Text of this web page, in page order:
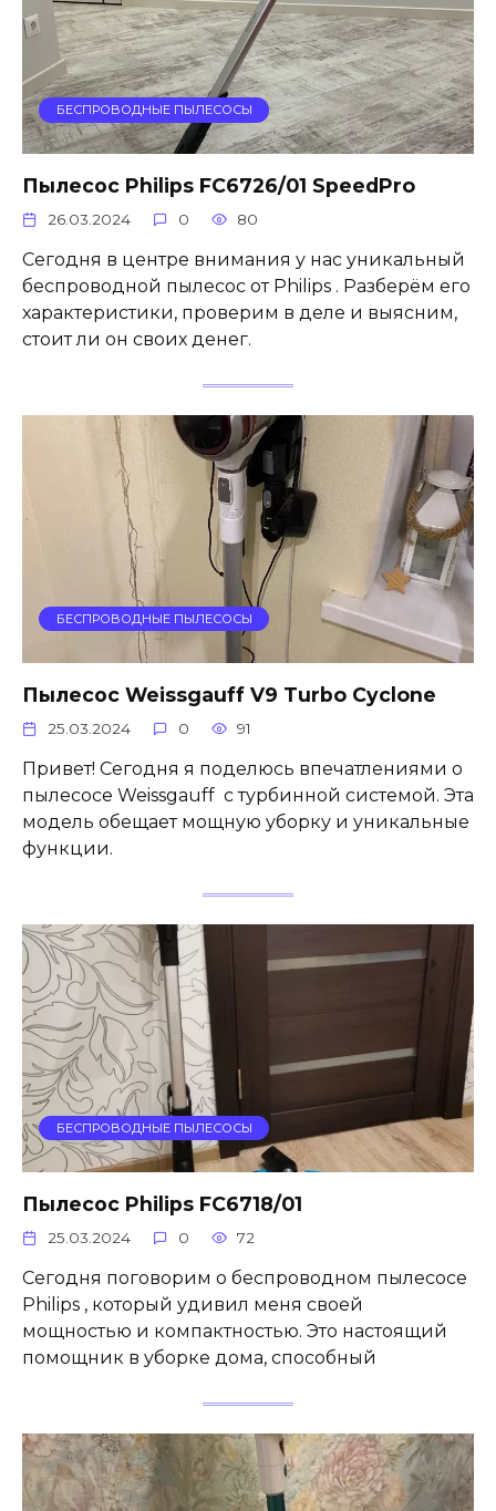
БЕСПРОВОДНЫЕ ПЫЛЕСОСЫ
Пылесос Philips FC6726/01 SpeedPro
26.03.2024 0 80
Сегодня в центре внимания у нас уникальный
беспроводной пылесос от Philips . Разберём его
характеристики, проверим в деле и выясним,
стоит ли он своих денег.
БЕСПРОВОДНЫЕ ПЫЛЕСОСЫ
Пылесос Weissgauff V9 Turbo Cyclone
25.03.2024 0 91
Привет! Сегодня я поделюсь впечатлениями о
пылесосе Weissgauff с турбинной системой. Эта
модель обещает мощную уборку и уникальные
функции.
БЕСПРОВОДНЫЕ ПЫЛЕСОСЫ
Пылесос Philips FC6718/01
25.03.2024 0 72
Сегодня поговорим о беспроводном пылесосе
Philips , который удивил меня своей
мощностью и компактностью. Это настоящий
помощник в уборке дома, способный